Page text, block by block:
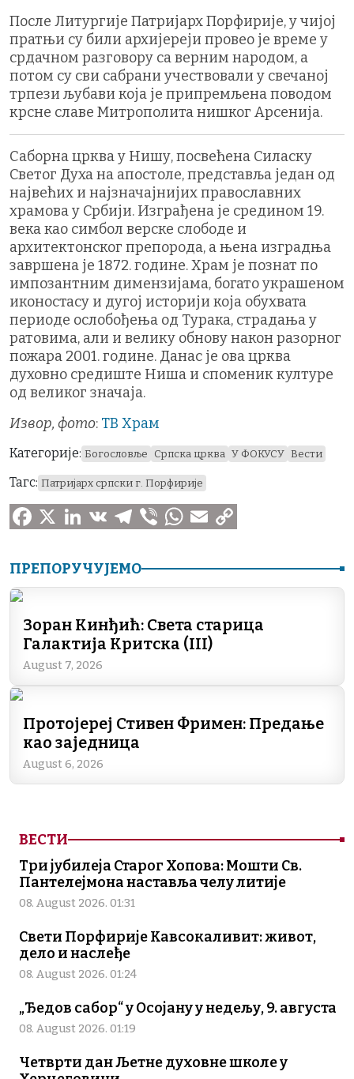
После Литургије Патријарх Порфирије, у чијој
пратњи су били архијереји провео је време у
срдачном разговору са верним народом, а
потом су сви сабрани учествовали у свечаној
трпези љубави која је припремљена поводом
крсне славе Митрополита нишког Арсенија.
Саборна црква у Нишу, посвећена Силаску
Светог Духа на апостоле, представља један од
највећих и најзначајнијих православних
храмова у Србији. Изграђена је средином 19.
века као симбол верске слободе и
архитектонског препорода, а њена изградња
завршена је 1872. године. Храм је познат по
импозантним димензијама, богато украшеном
иконостасу и дугој историји која обухвата
периоде ослобођења од Турака, страдања у
ратовима, али и велику обнову након разорног
пожара 2001. године. Данас је ова црква
духовно средиште Ниша и споменик културе
од великог значаја.
Извор, фото: ТВ Храм
Категорије: Богословље Српска црква У ФОКУСУ Вести
Тагс: Патријарх српски г. Порфирије
a
c
o
i
n
e
d
n
K
e
l
e
g
m
i
b
r
h
a
s
p
m
a
l
o
p
L
k
ПРЕПОРУЧУЈЕМО
Зоран Кинђић: Света старица
Галактија Критска (III)
August 7, 2026
Протојереј Стивен Фримен: Предање
као заједница
August 6, 2026
ВЕСТИ
Три јубилеја Старог Хопова: Мошти Св.
Пантелејмона наставља челу литије
08. August 2026. 01:31
Свети Порфирије Кавсокаливит: живот,
дело и наслеђе
08. August 2026. 01:24
„Ђедов сабор“ у Осојану у недељу, 9. августа
08. August 2026. 01:19
Четврти дан Љетне духовне школе у